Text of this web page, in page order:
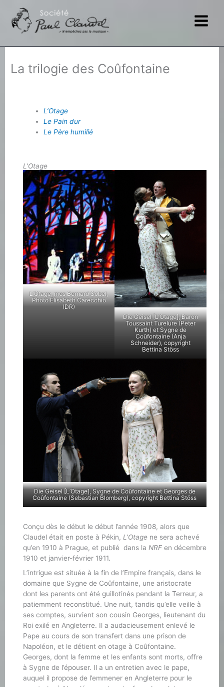
contenu
La trilogie des Coûfontaine
L’Otage
Le Pain dur
Le Père humilié
L’Otage
L’Otage, mes Bernard Sobel,
Photo Élisabeth Carecchio
(DR)
Die Geisel [L’Otage], Baron
Toussaint Turelure (Peter
Kurth) et Sygne de
Coûfontaine (Anja
Schneider), copyright
Bettina Stöss
Die Geisel [L’Otage], Sygne de Coûfontaine et Georges de
Coûfontaine (Sebastian Blomberg), copyright Bettina Stöss
Conçu dès le début le début l’année 1908, alors que
Claudel était en poste à Pékin, L’Otage ne sera achevé
qu’en 1910 à Prague, et publié dans la NRF en décembre
1910 et janvier-février 1911.
L’intrigue est située à la fin de l’Empire français, dans le
domaine que Sygne de Coûfontaine, une aristocrate
dont les parents ont été guillotinés pendant la Terreur, a
patiemment reconstitué. Une nuit, tandis qu’elle veille à
ses comptes, survient son cousin Georges, lieutenant du
Roi exilé en Angleterre. Il a audacieusement enlevé le
Pape au cours de son transfert dans une prison de
Napoléon, et le détient en otage à Coûfontaine.
Georges, dont la femme et les enfants sont morts, offre
à Sygne de l’épouser. Il a un entretien avec le pape,
auquel il propose de l’emmener en Angleterre pour le